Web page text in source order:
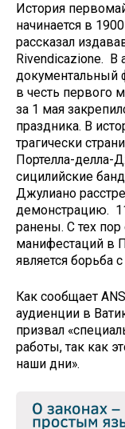
История
начинается в
рассказал
Rivendicazione. В
документальный
в честь первого
за 1 мая
праздника. В
трагически
Портелла-делла-
сицилийские
Джулиано
демонстрацию.
ранены. С тех
манифестаций в
является борьба
Как сообщает
аудиенции в
призвал
работы, так как
наши дни».